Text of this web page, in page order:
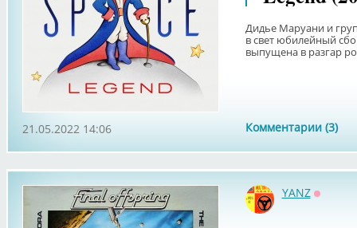
Дидье Маруани и
в свет юбилейный
выпущена в разгар
Комментарии (3)
21.05.2022 14:06
YANZ